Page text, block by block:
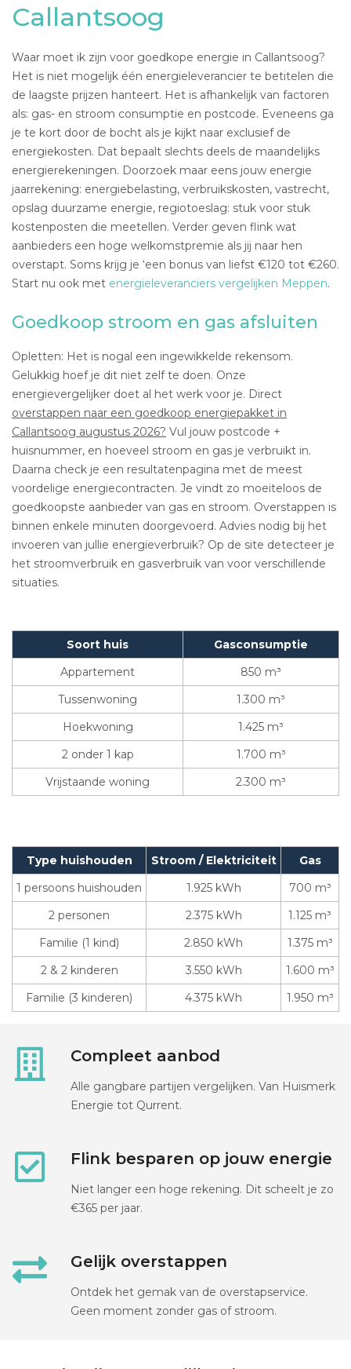
Callantsoog
Waar moet ik zijn voor goedkope energie in Callantsoog?
Het is niet mogelijk één energieleverancier te betitelen die
de laagste prijzen hanteert. Het is afhankelijk van factoren
als: gas- en stroom consumptie en postcode. Eveneens ga
je te kort door de bocht als je kijkt naar exclusief de
energiekosten. Dat bepaalt slechts deels de maandelijks
energierekeningen. Doorzoek maar eens jouw energie
jaarrekening: energiebelasting, verbruikskosten, vastrecht,
opslag duurzame energie, regiotoeslag: stuk voor stuk
kostenposten die meetellen. Verder geven flink wat
aanbieders een hoge welkomstpremie als jij naar hen
overstapt. Soms krijg je ‘een bonus van liefst €120 tot €260.
Start nu ook met energieleveranciers vergelijken Meppen.
Goedkoop stroom en gas afsluiten
Opletten: Het is nogal een ingewikkelde rekensom.
Gelukkig hoef je dit niet zelf te doen. Onze
energievergelijker doet al het werk voor je. Direct
overstappen naar een goedkoop energiepakket in
Callantsoog augustus 2026? Vul jouw postcode +
huisnummer, en hoeveel stroom en gas je verbruikt in.
Daarna check je een resultatenpagina met de meest
voordelige energiecontracten. Je vindt zo moeiteloos de
goedkoopste aanbieder van gas en stroom. Overstappen is
binnen enkele minuten doorgevoerd. Advies nodig bij het
invoeren van jullie energieverbruik? Op de site detecteer je
het stroomverbruik en gasverbruik van voor verschillende
situaties.
Soort huis
Gasconsumptie
Appartement
850 m³
Tussenwoning
1.300 m³
Hoekwoning
1.425 m³
2 onder 1 kap
1.700 m³
Vrijstaande woning
2.300 m³
Type huishouden Stroom / Elektriciteit
Gas
1 persoons huishouden
1.925 kWh
700 m³
2 personen
2.375 kWh
1.125 m³
Familie (1 kind)
2.850 kWh
1.375 m³
2 & 2 kinderen
3.550 kWh
1.600 m³
Familie (3 kinderen)
4.375 kWh 1.950 m³
Compleet aanbod
Alle gangbare partijen vergelijken. Van Huismerk
Energie tot Qurrent.
Flink besparen op jouw energie
Niet langer een hoge rekening. Dit scheelt je zo
€365 per jaar.
Gelijk overstappen
Ontdek het gemak van de overstapservice.
Geen moment zonder gas of stroom.